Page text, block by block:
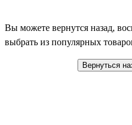
Вы можете вернутся назад,
выбрать из популярных
Вернуться